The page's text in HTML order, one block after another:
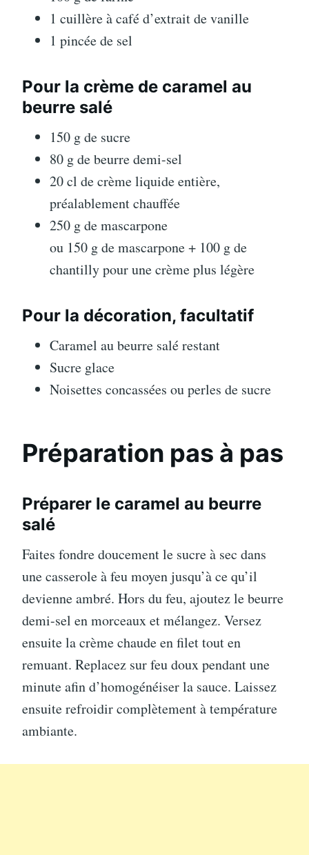
1 cuillère à café d’extrait de vanille
1 pincée de sel
Pour la crème de caramel au
beurre salé
150 g de sucre
80 g de beurre demi-sel
20 cl de crème liquide entière,
préalablement chauffée
250 g de mascarpone
ou 150 g de mascarpone + 100 g de
chantilly pour une crème plus légère
Pour la décoration, facultatif
Caramel au beurre salé restant
Sucre glace
Noisettes concassées ou perles de sucre
Préparation pas à pas
Préparer le caramel au beurre
salé
Faites fondre doucement le sucre à sec dans
une casserole à feu moyen jusqu’à ce qu’il
devienne ambré. Hors du feu, ajoutez le beurre
demi-sel en morceaux et mélangez. Versez
ensuite la crème chaude en filet tout en
remuant. Replacez sur feu doux pendant une
minute afin d’homogénéiser la sauce. Laissez
ensuite refroidir complètement à température
ambiante.